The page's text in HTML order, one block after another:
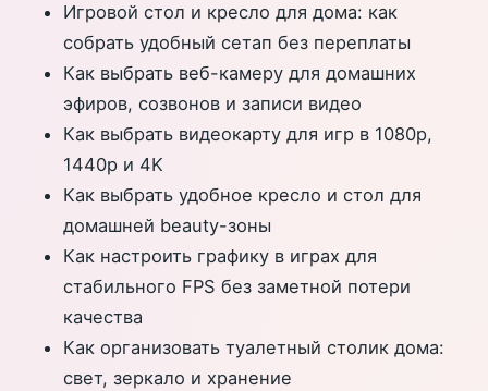
Игровой стол и кресло для дома: как
собрать удобный сетап без переплаты
Как выбрать веб-камеру для домашних
эфиров, созвонов и записи видео
Как выбрать видеокарту для игр в 1080p,
1440p и 4K
Как выбрать удобное кресло и стол для
домашней beauty-зоны
Как настроить графику в играх для
стабильного FPS без заметной потери
качества
Как организовать туалетный столик дома:
свет, зеркало и хранение